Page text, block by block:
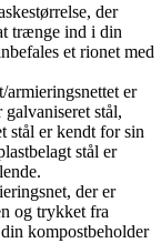
der
trænge ind i din
et rionet med
er
stål,
stål er kendt for sin
stål er
der er
og trykket fra
kompostbeholder